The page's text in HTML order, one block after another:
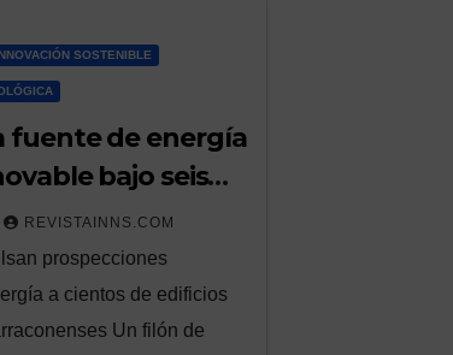
SOSTENIBLE
fuente de energía
bajo seis
REVISTAINNS.COM
prospecciones
a cientos de edificios
Un filón de